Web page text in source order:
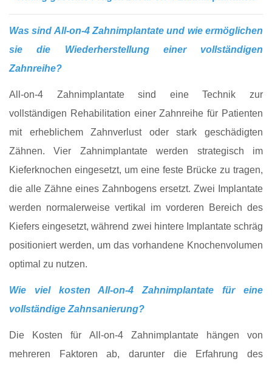
Was sind All-on-4 Zahnimplantate und wie ermöglichen
sie die Wiederherstellung einer vollständigen
Zahnreihe?
All-on-4 Zahnimplantate sind eine Technik zur
vollständigen Rehabilitation einer Zahnreihe für Patienten
mit erheblichem Zahnverlust oder stark geschädigten
Zähnen. Vier Zahnimplantate werden strategisch im
Kieferknochen eingesetzt, um eine feste Brücke zu tragen,
die alle Zähne eines Zahnbogens ersetzt. Zwei Implantate
werden normalerweise vertikal im vorderen Bereich des
Kiefers eingesetzt, während zwei hintere Implantate schräg
positioniert werden, um das vorhandene Knochenvolumen
optimal zu nutzen.
Wie viel kosten All-on-4 Zahnimplantate für eine
vollständige Zahnsanierung?
Die Kosten für All-on-4 Zahnimplantate hängen von
mehreren Faktoren ab, darunter die Erfahrung des